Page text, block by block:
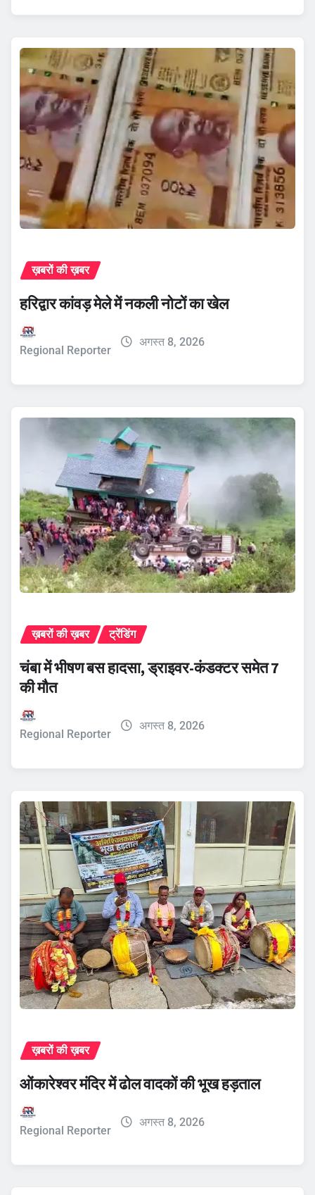
ख़बरों की ख़बर
हरिद्वार कांवड़ मेले में नकली नोटों का खेल
Regional Reporter
अगस्त 8, 2026
ख़बरों की ख़बर ट्रेंडिंग
चंबा में भीषण बस हादसा, ड्राइवर-कंडक्टर समेत 7
की मौत
Regional Reporter
अगस्त 8, 2026
ख़बरों की ख़बर
ओंकारेश्वर मंदिर में ढोल वादकों की भूख हड़ताल
Regional Reporter
अगस्त 8, 2026